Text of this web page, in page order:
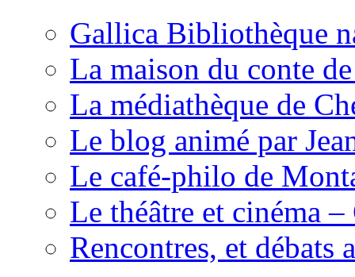
Gallica Bibliothèque
La maison du conte
La médiathèque de
Le blog animé par
Le café-philo de
Le théâtre et cinéma
Rencontres, et